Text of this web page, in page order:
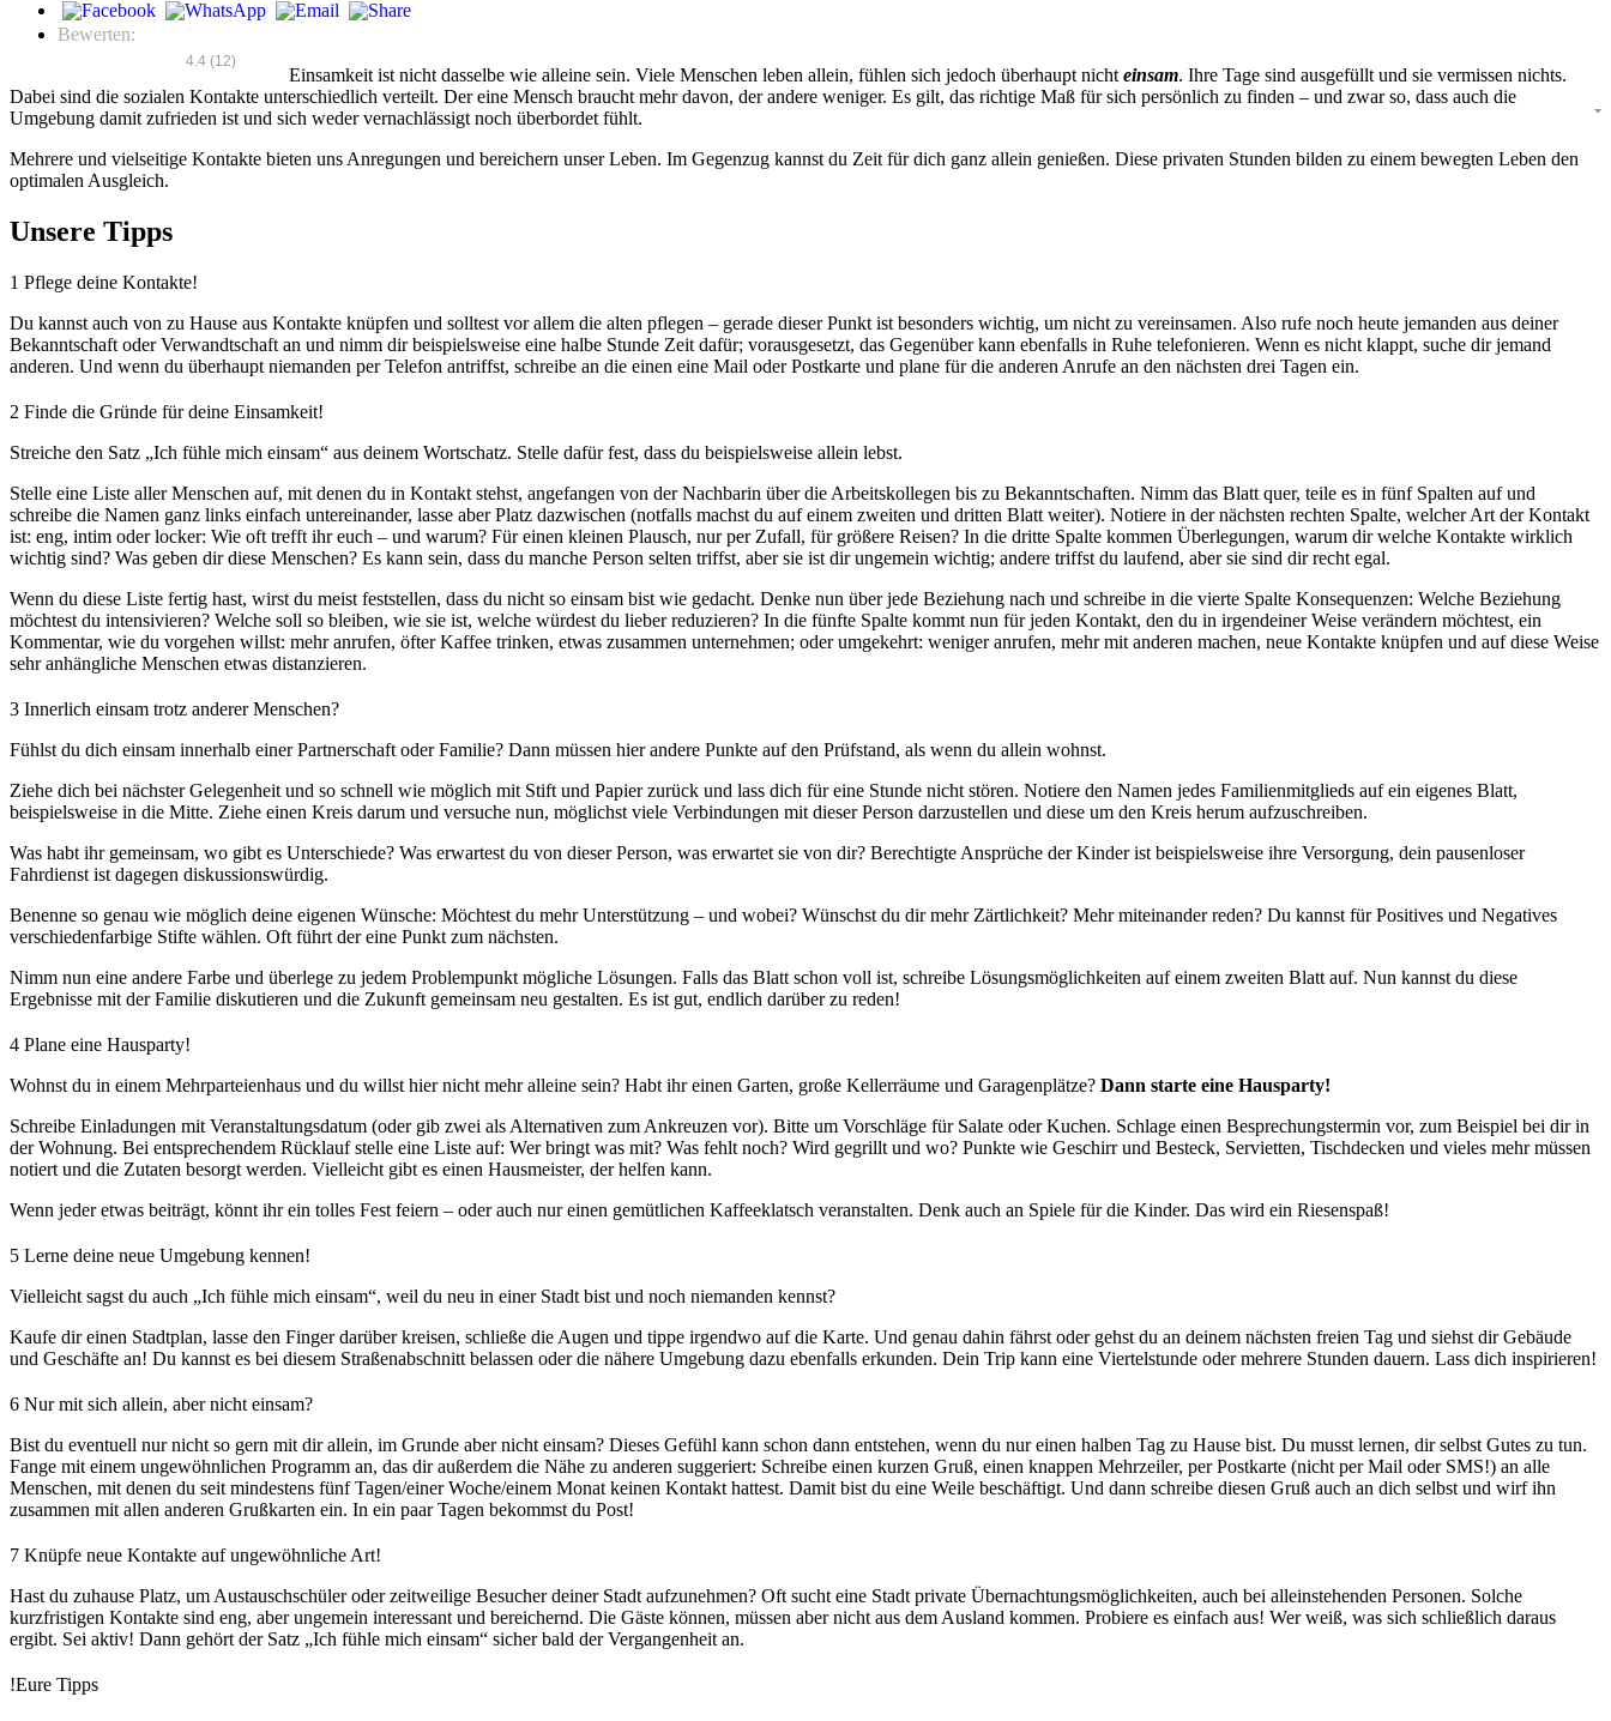
Bewerten:
4.4 (12)
Einsamkeit ist nicht dasselbe wie alleine sein. Viele Menschen leben allein, fühlen sich jedoch überhaupt nicht einsam. Ihre Tage sind ausgefüllt und sie vermissen nichts.
Dabei sind die sozialen Kontakte unterschiedlich verteilt. Der eine Mensch braucht mehr davon, der andere weniger. Es gilt, das richtige Maß für sich persönlich zu finden – und zwar so, dass auch die
Umgebung damit zufrieden ist und sich weder vernachlässigt noch überbordet fühlt.
Mehrere und vielseitige Kontakte bieten uns Anregungen und bereichern unser Leben. Im Gegenzug kannst du Zeit für dich ganz allein genießen. Diese privaten Stunden bilden zu einem bewegten Leben den
optimalen Ausgleich.
Unsere Tipps
1 Pflege deine Kontakte!
Du kannst auch von zu Hause aus Kontakte knüpfen und solltest vor allem die alten pflegen – gerade dieser Punkt ist besonders wichtig, um nicht zu vereinsamen. Also rufe noch heute jemanden aus deiner
Bekanntschaft oder Verwandtschaft an und nimm dir beispielsweise eine halbe Stunde Zeit dafür; vorausgesetzt, das Gegenüber kann ebenfalls in Ruhe telefonieren. Wenn es nicht klappt, suche dir jemand
anderen. Und wenn du überhaupt niemanden per Telefon antriffst, schreibe an die einen eine Mail oder Postkarte und plane für die anderen Anrufe an den nächsten drei Tagen ein.
2 Finde die Gründe für deine Einsamkeit!
Streiche den Satz „Ich fühle mich einsam“ aus deinem Wortschatz. Stelle dafür fest, dass du beispielsweise allein lebst.
Stelle eine Liste aller Menschen auf, mit denen du in Kontakt stehst, angefangen von der Nachbarin über die Arbeitskollegen bis zu Bekanntschaften. Nimm das Blatt quer, teile es in fünf Spalten auf und
schreibe die Namen ganz links einfach untereinander, lasse aber Platz dazwischen (notfalls machst du auf einem zweiten und dritten Blatt weiter). Notiere in der nächsten rechten Spalte, welcher Art der Kontakt
ist: eng, intim oder locker: Wie oft trefft ihr euch – und warum? Für einen kleinen Plausch, nur per Zufall, für größere Reisen? In die dritte Spalte kommen Überlegungen, warum dir welche Kontakte wirklich
wichtig sind? Was geben dir diese Menschen? Es kann sein, dass du manche Person selten triffst, aber sie ist dir ungemein wichtig; andere triffst du laufend, aber sie sind dir recht egal.
Wenn du diese Liste fertig hast, wirst du meist feststellen, dass du nicht so einsam bist wie gedacht. Denke nun über jede Beziehung nach und schreibe in die vierte Spalte Konsequenzen: Welche Beziehung
möchtest du intensivieren? Welche soll so bleiben, wie sie ist, welche würdest du lieber reduzieren? In die fünfte Spalte kommt nun für jeden Kontakt, den du in irgendeiner Weise verändern möchtest, ein
Kommentar, wie du vorgehen willst: mehr anrufen, öfter Kaffee trinken, etwas zusammen unternehmen; oder umgekehrt: weniger anrufen, mehr mit anderen machen, neue Kontakte knüpfen und auf diese Weise
sehr anhängliche Menschen etwas distanzieren.
3 Innerlich einsam trotz anderer Menschen?
Fühlst du dich einsam innerhalb einer Partnerschaft oder Familie? Dann müssen hier andere Punkte auf den Prüfstand, als wenn du allein wohnst.
Ziehe dich bei nächster Gelegenheit und so schnell wie möglich mit Stift und Papier zurück und lass dich für eine Stunde nicht stören. Notiere den Namen jedes Familienmitglieds auf ein eigenes Blatt,
beispielsweise in die Mitte. Ziehe einen Kreis darum und versuche nun, möglichst viele Verbindungen mit dieser Person darzustellen und diese um den Kreis herum aufzuschreiben.
Was habt ihr gemeinsam, wo gibt es Unterschiede? Was erwartest du von dieser Person, was erwartet sie von dir? Berechtigte Ansprüche der Kinder ist beispielsweise ihre Versorgung, dein pausenloser
Fahrdienst ist dagegen diskussionswürdig.
Benenne so genau wie möglich deine eigenen Wünsche: Möchtest du mehr Unterstützung – und wobei? Wünschst du dir mehr Zärtlichkeit? Mehr miteinander reden? Du kannst für Positives und Negatives
verschiedenfarbige Stifte wählen. Oft führt der eine Punkt zum nächsten.
Nimm nun eine andere Farbe und überlege zu jedem Problempunkt mögliche Lösungen. Falls das Blatt schon voll ist, schreibe Lösungsmöglichkeiten auf einem zweiten Blatt auf. Nun kannst du diese
Ergebnisse mit der Familie diskutieren und die Zukunft gemeinsam neu gestalten. Es ist gut, endlich darüber zu reden!
4 Plane eine Hausparty!
Wohnst du in einem Mehrparteienhaus und du willst hier nicht mehr alleine sein? Habt ihr einen Garten, große Kellerräume und Garagenplätze? Dann starte eine Hausparty!
Schreibe Einladungen mit Veranstaltungsdatum (oder gib zwei als Alternativen zum Ankreuzen vor). Bitte um Vorschläge für Salate oder Kuchen. Schlage einen Besprechungstermin vor, zum Beispiel bei dir in
der Wohnung. Bei entsprechendem Rücklauf stelle eine Liste auf: Wer bringt was mit? Was fehlt noch? Wird gegrillt und wo? Punkte wie Geschirr und Besteck, Servietten, Tischdecken und vieles mehr müssen
notiert und die Zutaten besorgt werden. Vielleicht gibt es einen Hausmeister, der helfen kann.
Wenn jeder etwas beiträgt, könnt ihr ein tolles Fest feiern – oder auch nur einen gemütlichen Kaffeeklatsch veranstalten. Denk auch an Spiele für die Kinder. Das wird ein Riesenspaß!
5 Lerne deine neue Umgebung kennen!
Vielleicht sagst du auch „Ich fühle mich einsam“, weil du neu in einer Stadt bist und noch niemanden kennst?
Kaufe dir einen Stadtplan, lasse den Finger darüber kreisen, schließe die Augen und tippe irgendwo auf die Karte. Und genau dahin fährst oder gehst du an deinem nächsten freien Tag und siehst dir Gebäude
und Geschäfte an! Du kannst es bei diesem Straßenabschnitt belassen oder die nähere Umgebung dazu ebenfalls erkunden. Dein Trip kann eine Viertelstunde oder mehrere Stunden dauern. Lass dich inspirieren!
6 Nur mit sich allein, aber nicht einsam?
Bist du eventuell nur nicht so gern mit dir allein, im Grunde aber nicht einsam? Dieses Gefühl kann schon dann entstehen, wenn du nur einen halben Tag zu Hause bist. Du musst lernen, dir selbst Gutes zu tun.
Fange mit einem ungewöhnlichen Programm an, das dir außerdem die Nähe zu anderen suggeriert: Schreibe einen kurzen Gruß, einen knappen Mehrzeiler, per Postkarte (nicht per Mail oder SMS!) an alle
Menschen, mit denen du seit mindestens fünf Tagen/einer Woche/einem Monat keinen Kontakt hattest. Damit bist du eine Weile beschäftigt. Und dann schreibe diesen Gruß auch an dich selbst und wirf ihn
zusammen mit allen anderen Grußkarten ein. In ein paar Tagen bekommst du Post!
7 Knüpfe neue Kontakte auf ungewöhnliche Art!
Hast du zuhause Platz, um Austauschschüler oder zeitweilige Besucher deiner Stadt aufzunehmen? Oft sucht eine Stadt private Übernachtungsmöglichkeiten, auch bei alleinstehenden Personen. Solche
kurzfristigen Kontakte sind eng, aber ungemein interessant und bereichernd. Die Gäste können, müssen aber nicht aus dem Ausland kommen. Probiere es einfach aus! Wer weiß, was sich schließlich daraus
ergibt. Sei aktiv! Dann gehört der Satz „Ich fühle mich einsam“ sicher bald der Vergangenheit an.
!Eure Tipps